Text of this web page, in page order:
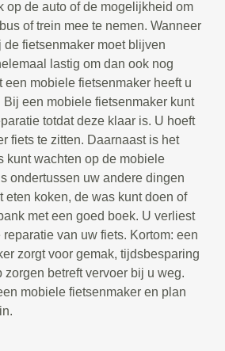
op de auto of de mogelijkheid om
of trein mee te nemen. Wanneer
de fietsenmaker moet blijven
lastig om dan ook nog
een mobiele fietsenmaker heeft u
Bij een mobiele fietsenmaker kunt
totdat deze klaar is. U hoeft
fiets te zitten. Daarnaast is het
kunt wachten op de mobiele
ondertussen uw andere dingen
eten koken, de was kunt doen of
met een goed boek. U verliest
van uw fiets. Kortom: een
zorgt voor gemak, tijdsbesparing
zorgen betreft vervoer bij u weg.
mobiele fietsenmaker en plan